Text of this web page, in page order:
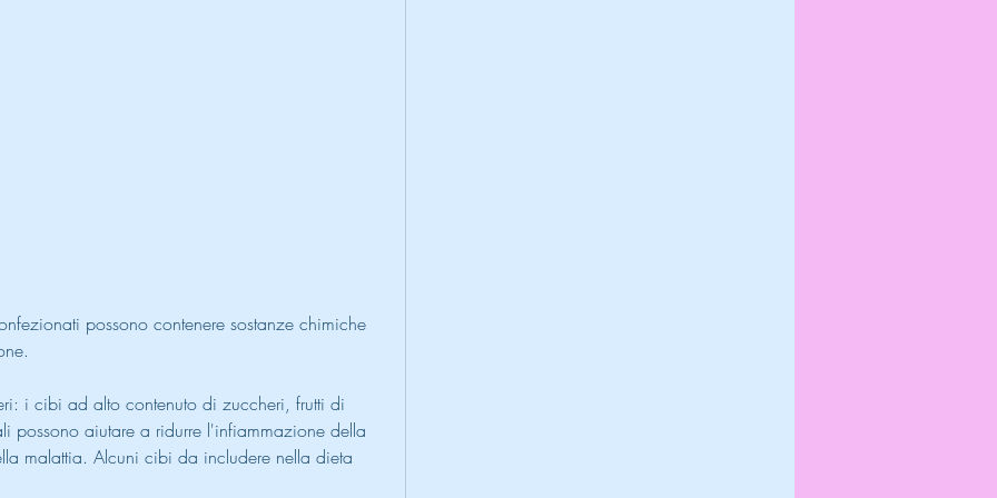
i cibi ad alto contenuto di zuccheri, frutti di
possono aiutare a ridurre l'infiammazione della
malattia. Alcuni cibi da includere nella dieta